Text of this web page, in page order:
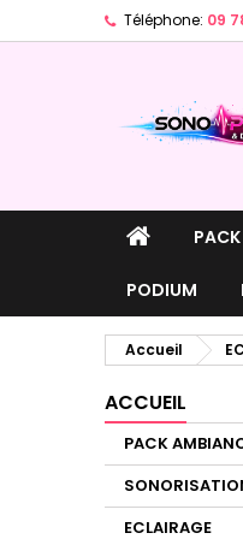
Téléphone: 09
PODIUM
Accueil
ACCUEIL
PACK
ECLAIRAGE